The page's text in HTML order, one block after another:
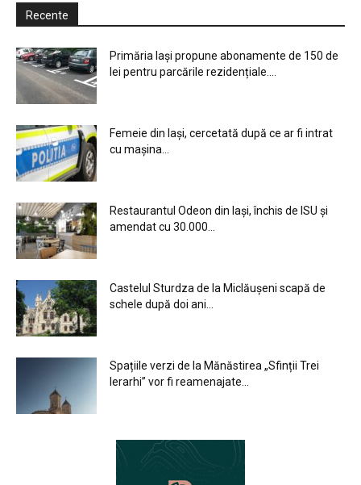
Recente
Primăria Iași propune abonamente de 150 de
lei pentru parcările rezidențiale....
Femeie din Iași, cercetată după ce ar fi intrat
cu mașina...
Restaurantul Odeon din Iași, închis de ISU și
amendat cu 30.000...
Castelul Sturdza de la Miclăușeni scapă de
schele după doi ani...
Spațiile verzi de la Mănăstirea „Sfinții Trei
Ierarhi” vor fi reamenajate...